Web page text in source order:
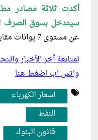
أكدت ثلاثة مصادر
سيتدخل بسوق الصرف
عن مستوى 7 يوانات مقابل الدولار.
لمتابعة أخر الأخبار
واتس اب اضغط هنا
أسعار الكهرباء
النفط
قانون البنوك